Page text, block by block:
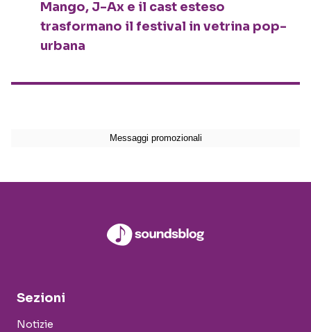
Mango, J-Ax e il cast esteso
trasformano il festival in vetrina pop-
urbana
Sezioni
Notizie